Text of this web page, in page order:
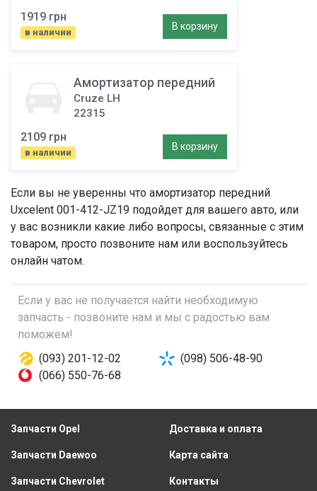
1919 грн
в наличии
В корзину
Амортизатор передний
Cruze LH
22315
2109 грн
в наличии
В корзину
Если вы не уверенны что амортизатор передний
Uxcelent 001-412-JZ19 подойдет для вашего авто, или
у вас возникли какие либо вопросы, связанные с этим
товаром, просто позвоните нам или воспользуйтесь
онлайн чатом.
Если у вас не получается найти необходимую
запчасть - позвоните нам и мы с радостью вам
поможем!
(093) 201-12-02
(098) 506-48-90
(066) 550-76-68
Запчасти Opel
Запчасти Daewoo
Запчасти Chevrolet
Доставка и оплата
Карта сайта
Контакты